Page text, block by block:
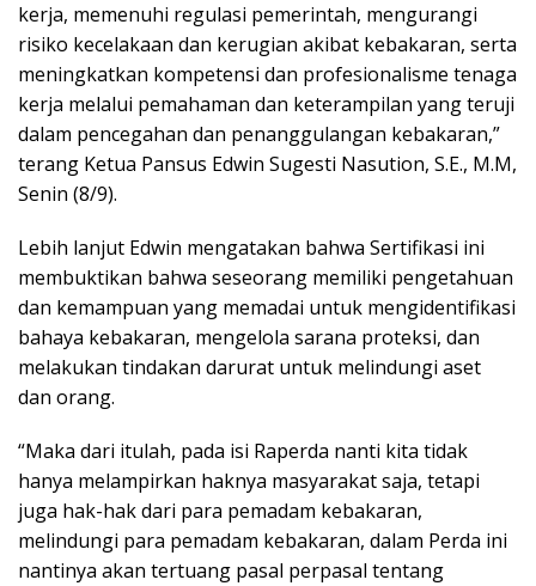
kerja, memenuhi regulasi pemerintah, mengurangi
risiko kecelakaan dan kerugian akibat kebakaran, serta
meningkatkan kompetensi dan profesionalisme tenaga
kerja melalui pemahaman dan keterampilan yang teruji
dalam pencegahan dan penanggulangan kebakaran,”
terang Ketua Pansus Edwin Sugesti Nasution, S.E., M.M,
Senin (8/9).
Lebih lanjut Edwin mengatakan bahwa Sertifikasi ini
membuktikan bahwa seseorang memiliki pengetahuan
dan kemampuan yang memadai untuk mengidentifikasi
bahaya kebakaran, mengelola sarana proteksi, dan
melakukan tindakan darurat untuk melindungi aset
dan orang.
“Maka dari itulah, pada isi Raperda nanti kita tidak
hanya melampirkan haknya masyarakat saja, tetapi
juga hak-hak dari para pemadam kebakaran,
melindungi para pemadam kebakaran, dalam Perda ini
nantinya akan tertuang pasal perpasal tentang